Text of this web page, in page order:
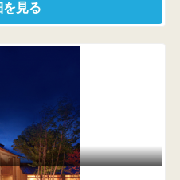
を見る